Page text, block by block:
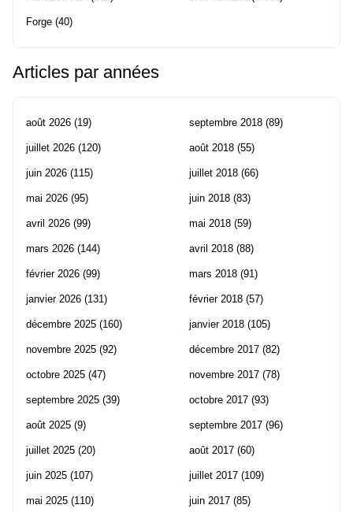
Forge (40)
Articles par années
août 2026 (19)
juillet 2026 (120)
juin 2026 (115)
mai 2026 (95)
avril 2026 (99)
mars 2026 (144)
février 2026 (99)
janvier 2026 (131)
décembre 2025 (160)
novembre 2025 (92)
octobre 2025 (47)
septembre 2025 (39)
août 2025 (9)
juillet 2025 (20)
juin 2025 (107)
mai 2025 (110)
septembre 2018 (89)
août 2018 (55)
juillet 2018 (66)
juin 2018 (83)
mai 2018 (59)
avril 2018 (88)
mars 2018 (91)
février 2018 (57)
janvier 2018 (105)
décembre 2017 (82)
novembre 2017 (78)
octobre 2017 (93)
septembre 2017 (96)
août 2017 (60)
juillet 2017 (109)
juin 2017 (85)